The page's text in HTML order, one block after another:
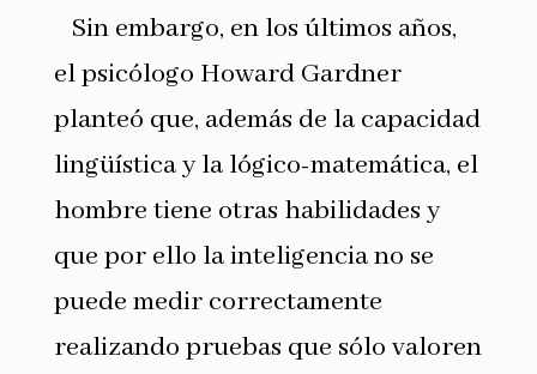
Sin embargo, en los últimos años,
el psicólogo Howard Gardner
planteó que, además de la capacidad
lingüística y la lógico-matemática, el
hombre tiene otras habilidades y
que por ello la inteligencia no se
puede medir correctamente
realizando pruebas que sólo valoren